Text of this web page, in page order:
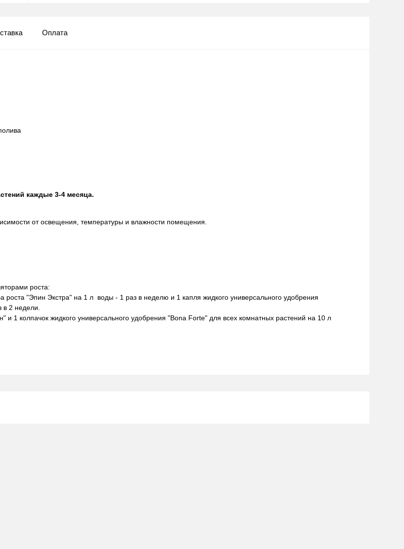
Оплата
каждые 3-4 месяца.
от освещения, температуры и влажности помещения.
роста:
роста "Эпин Экстра" на 1 л воды - 1 раз в неделю и 1 капля жидкого универсального удобрения
2 недели.
1 колпачок жидкого универсального удобрения "Bona Forte" для всех комнатных растений на 10 л